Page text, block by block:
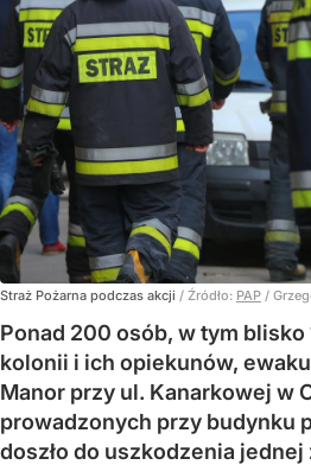
Straż Pożarna podczas akcji / Źródło: PAP /
Ponad 200 osób, w tym
kolonii i ich opiekunów,
Manor przy ul. Kanarkowej w
prowadzonych przy budynku
doszło do uszkodzenia